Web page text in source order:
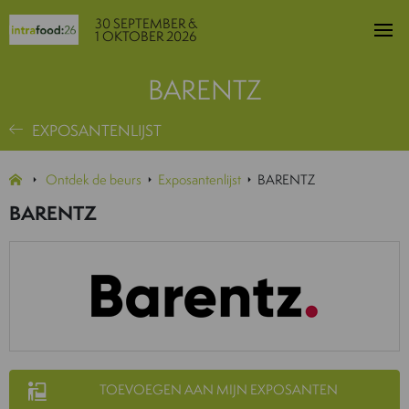
30 SEPTEMBER &
1 OKTOBER 2026
BARENTZ
EXPOSANTENLIJST
Ontdek de beurs Exposantenlijst BARENTZ
BARENTZ
TOEVOEGEN AAN MIJN EXPOSANTEN